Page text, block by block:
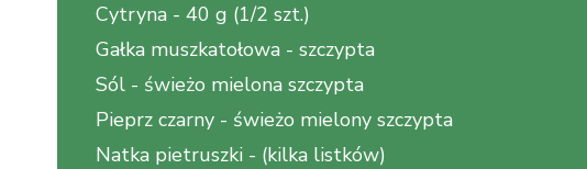
Cytryna - 40 g (1/2 szt.)
Gałka muszkatołowa - szczypta
Sól - świeżo mielona szczypta
Pieprz czarny - świeżo mielony szczypta
Natka pietruszki - (kilka listków)